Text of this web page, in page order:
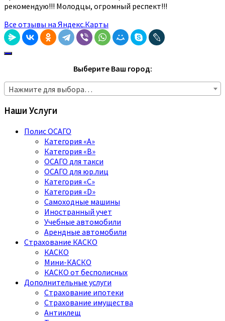
рекомендую!!! Молодцы, огромный респект!!!
Все отзывы на Яндекс.Карты
Выберите Ваш город:
Нажмите для выбора…
Наши Услуги
Полис ОСАГО
Категория «A»
Категория «B»
ОСАГО для такси
ОСАГО для юр.лиц
Категория «C»
Категория «D»
Самоходные машины
Иностранный учет
Учебные автомобили
Арендные автомобили
Страхование КАСКО
КАСКО
Мини-КАСКО
КАСКО от бесполисных
Дополнительные услуги
Страхование ипотеки
Страхование имущества
Антиклещ